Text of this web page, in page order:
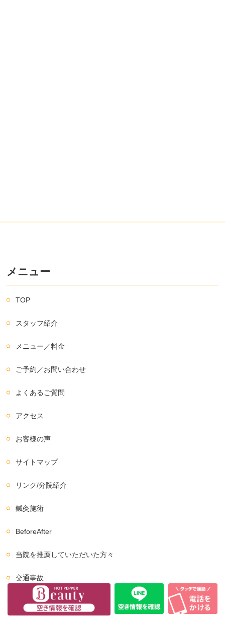
メニュー
TOP
スタッフ紹介
メニュー／料金
ご予約／お問い合わせ
よくあるご質問
アクセス
お客様の声
サイトマップ
リンク/分院紹介
鍼灸施術
BeforeAfter
当院を推薦していただいた方々
交通事故
イベント情報